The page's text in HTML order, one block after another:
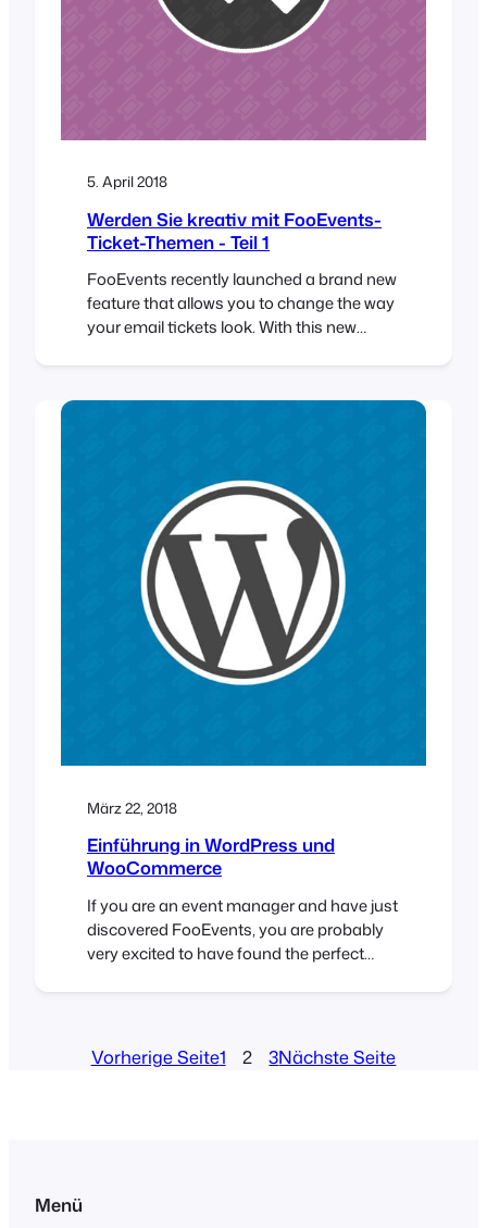
5. April 2018
Werden Sie kreativ mit FooEvents-
Ticket-Themen - Teil 1
FooEvents recently launched a brand new
feature that allows you to change the way
your email tickets look. With this new
own logo and header image to match your
März 22, 2018
Einführung in WordPress und
WooCommerce
If you are an event manager and have just
discovered FooEvents, you are probably
very excited to have found the perfect
software a bit intimidating. Fear not, we
have written a short guide that will…
Vorherige Seite1 2 3Nächste Seite
Menü